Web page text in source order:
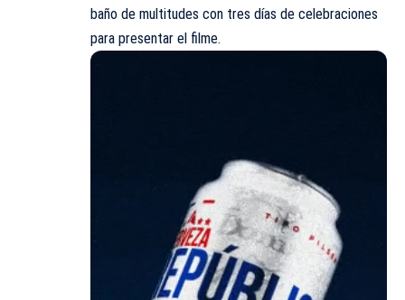
baño de multitudes con tres días de celebraciones
para presentar el filme.